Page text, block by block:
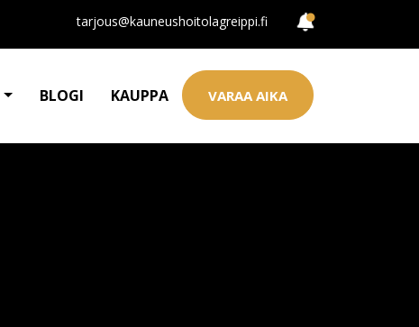
tarjous@kauneushoitolagreippi.fi
BLOGI KAUPPA VARAA AIKA